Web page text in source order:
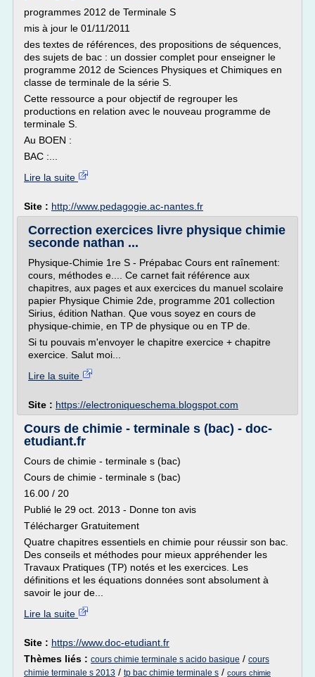
programmes 2012 de Terminale S
mis à jour le 01/11/2011
des textes de références, des propositions de séquences,
des sujets de bac : un dossier complet pour enseigner le
programme 2012 de Sciences Physiques et Chimiques en
classe de terminale de la série S.
Cette ressource a pour objectif de regrouper les
productions en relation avec le nouveau programme de
terminale S.
Au BOEN :
BAC :...
Lire la suite
Site : http://www.pedagogie.ac-nantes.fr
Correction exercices livre physique chimie
seconde nathan ...
Physique-Chimie 1re S - Prépabac Cours ent raînement:
cours, méthodes e.... Ce carnet fait référence aux
chapitres, aux pages et aux exercices du manuel scolaire
papier Physique Chimie 2de, programme 201 collection
Sirius, édition Nathan. Que vous soyez en cours de
physique-chimie, en TP de physique ou en TP de.
Si tu pouvais m'envoyer le chapitre exercice + chapitre
exercice. Salut moi...
Lire la suite
Site : https://electroniqueschema.blogspot.com
Cours de chimie - terminale s (bac) - doc-
etudiant.fr
Cours de chimie - terminale s (bac)
Cours de chimie - terminale s (bac)
16.00 / 20
Publié le 29 oct. 2013 - Donne ton avis
Télécharger Gratuitement
Quatre chapitres essentiels en chimie pour réussir son bac.
Des conseils et méthodes pour mieux appréhender les
Travaux Pratiques (TP) notés et les exercices. Les
définitions et les équations données sont absolument à
savoir le jour de...
Lire la suite
Site : https://www.doc-etudiant.fr
Thèmes liés : cours chimie terminale s acido basique / cours
chimie terminale s 2013 / tp bac chimie terminale s / cours chimie